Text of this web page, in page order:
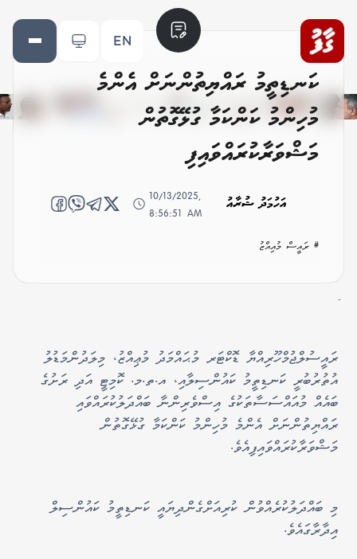
EN
ކަނޑިތީމު ރައްޔިތުންނަށް އެންމެ
މުހިންމު ކަންކަމާ ގުޅޭގޮތުން
މަޝްވަރާކުރައްވައިފި
އަހުމަދު ޝުރާއު
10/13/2025,
8:56:51 AM
# ރައީސް މުއިއްޒު
-
ރައީސުލްޖުމްހޫރިއްޔާ ޑޮކްޓަރ މުޙައްމަދު މުޢިއްޒު، މިލަދުންމަޑުލު
އުތުރުބުރީ ކަނޑިތީމު ކައުންސިލާއި، އ.ތ.މ. ކޮމިޓީ އަދި ރަށުގެ
ބައެއް މުއައްސަސާތަކުގެ އިސްވެރިންނާ ބައްދަލުކުރައްވައި
ރައްޔިތުންނަށް އެންމެ މުހިންމު ކަންކަމާ ގުޅޭގޮތުން
މަޝްވަރާކުރައްވައިފިއެވެ.
މި ބައްދަލުކުރެއްވުން ކުރިއަށްގެންދިޔައީ ކަނޑިތީމު ކައުންސިލް
އިދާރާގައެވެ.